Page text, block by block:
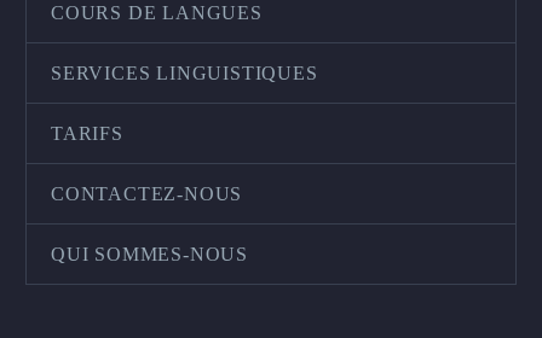
COURS DE LANGUES
SERVICES LINGUISTIQUES
TARIFS
CONTACTEZ-NOUS
QUI SOMMES-NOUS